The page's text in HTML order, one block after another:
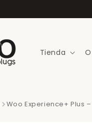
Tienda
Woo Experience+ Plus